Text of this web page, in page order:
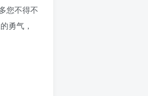
您不得不
勇气，